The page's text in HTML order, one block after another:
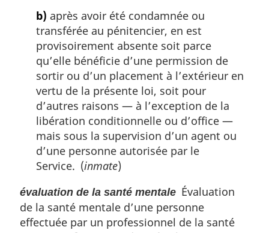
b) après avoir été condamnée ou
transférée au pénitencier, en est
provisoirement absente soit parce
qu’elle bénéficie d’une permission de
sortir ou d’un placement à l’extérieur en
vertu de la présente loi, soit pour
d’autres raisons — à l’exception de la
libération conditionnelle ou d’office —
mais sous la supervision d’un agent ou
d’une personne autorisée par le
Service. (inmate)
évaluation de la santé mentale Évaluation
de la santé mentale d’une personne
effectuée par un professionnel de la santé